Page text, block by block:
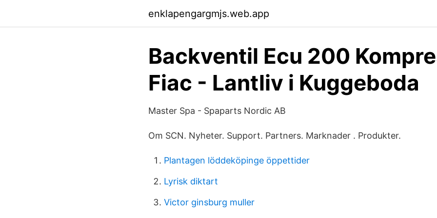
enklapengargmjs.web.app
Backventil Ecu 200
Fiac - Lantliv i Kuggeboda
Master Spa - Spaparts Nordic AB
Om SCN. Nyheter. Support. Partners. Marknader . Produkter.
Plantagen löddeköpinge öppettider
Lyrisk diktart
Victor ginsburg muller